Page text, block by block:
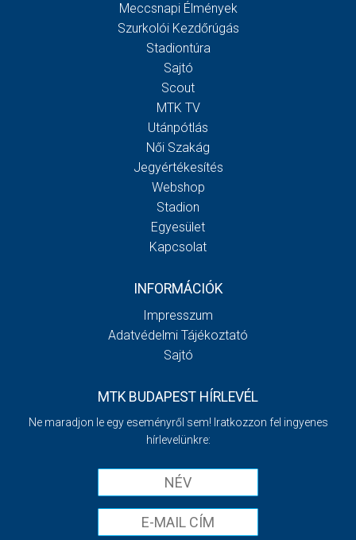
Meccsnapi Élmények
Szurkolói Kezdőrúgás
Stadiontúra
Sajtó
Scout
MTK TV
Utánpótlás
Női Szakág
Jegyértékesítés
Webshop
Stadion
Egyesület
Kapcsolat
INFORMÁCIÓK
Impresszum
Adatvédelmi Tájékoztató
Sajtó
MTK BUDAPEST HÍRLEVÉL
Ne maradjon le egy eseményről sem! Iratkozzon fel ingyenes
hírlevelünkre: